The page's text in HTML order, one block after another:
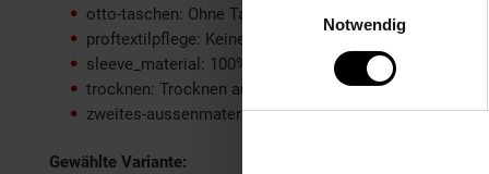
Notwendig
otto-taschen: Ohne Taschen
proftextilpflege: Keine chemische Reinigung möglich
sleeve_material: 100% not_applicable
trocknen: Trocknen auf der Wäscheleine
zweites-aussenmaterial: 100% not_applicable
Gewählte Variante: